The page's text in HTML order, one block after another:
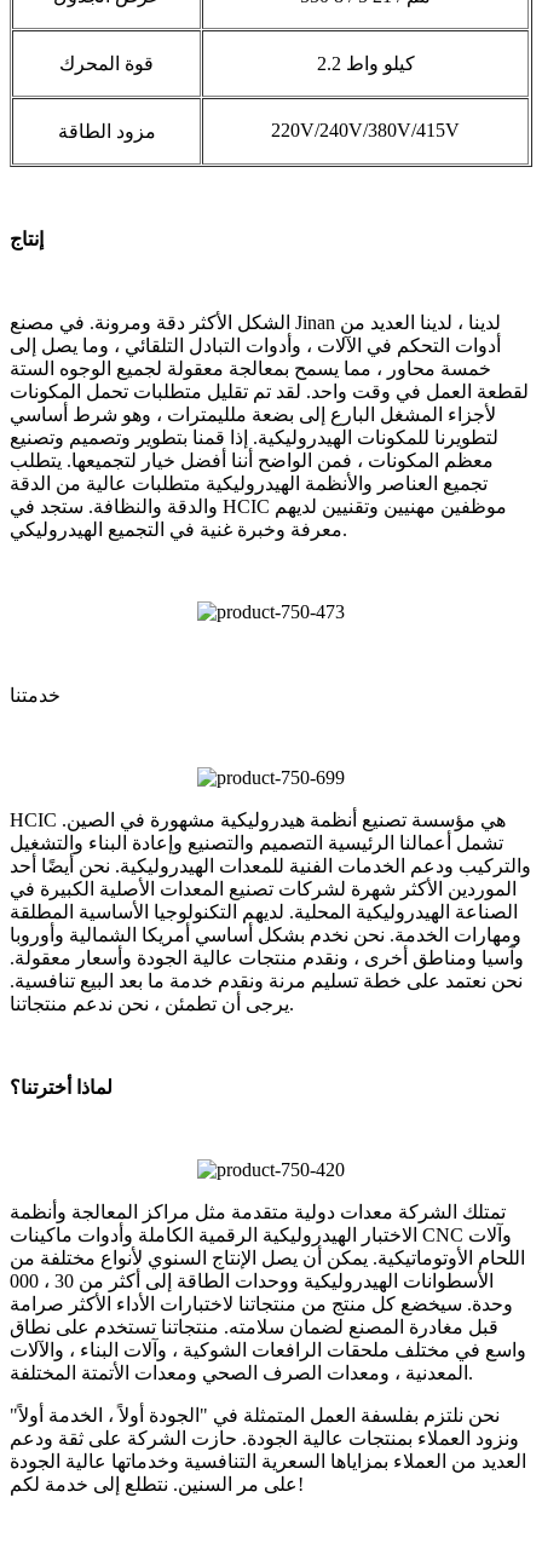
قوة المحرك 2.2 كيلو واط
مزود الطاقة 220V/240V/380V/415V
إنتاج
الشكل الأكثر دقة ومرونة. في مصنع Jinan لدينا ، لدينا العديد من
أدوات التحكم في الآلات ، وأدوات التبادل التلقائي ، وما يصل إلى
خمسة محاور ، مما يسمح بمعالجة معقولة لجميع الوجوه الستة
لقطعة العمل في وقت واحد. لقد تم تقليل متطلبات تحمل المكونات
لأجزاء المشغل البارع إلى بضعة ملليمترات ، وهو شرط أساسي
لتطويرنا للمكونات الهيدروليكية. إذا قمنا بتطوير وتصميم وتصنيع
معظم المكونات ، فمن الواضح أننا أفضل خيار لتجميعها. يتطلب
تجميع العناصر والأنظمة الهيدروليكية متطلبات عالية من الدقة
والدقة والنظافة. ستجد في HCIC موظفين مهنيين وتقنيين لديهم
معرفة وخبرة غنية في التجميع الهيدروليكي.
خدمتنا
HCIC هي مؤسسة تصنيع أنظمة هيدروليكية مشهورة في الصين.
تشمل أعمالنا الرئيسية التصميم والتصنيع وإعادة البناء والتشغيل
والتركيب ودعم الخدمات الفنية للمعدات الهيدروليكية. نحن أيضًا أحد
الموردين الأكثر شهرة لشركات تصنيع المعدات الأصلية الكبيرة في
الصناعة الهيدروليكية المحلية. لديهم التكنولوجيا الأساسية المطلقة
ومهارات الخدمة. نحن نخدم بشكل أساسي أمريكا الشمالية وأوروبا
وآسيا ومناطق أخرى ، ونقدم منتجات عالية الجودة وأسعار معقولة.
نحن نعتمد على خطة تسليم مرنة ونقدم خدمة ما بعد البيع تنافسية.
يرجى أن تطمئن ، نحن ندعم منتجاتنا.
لماذا أخترتنا؟
تمتلك الشركة معدات دولية متقدمة مثل مراكز المعالجة وأنظمة
الاختبار الهيدروليكية الرقمية الكاملة وأدوات ماكينات CNC وآلات
اللحام الأوتوماتيكية. يمكن أن يصل الإنتاج السنوي لأنواع مختلفة من
الأسطوانات الهيدروليكية ووحدات الطاقة إلى أكثر من 30 ، 000
وحدة. سيخضع كل منتج من منتجاتنا لاختبارات الأداء الأكثر صرامة
قبل مغادرة المصنع لضمان سلامته. منتجاتنا تستخدم على نطاق
واسع في مختلف ملحقات الرافعات الشوكية ، وآلات البناء ، والآلات
المعدنية ، ومعدات الصرف الصحي ومعدات الأتمتة المختلفة.
نحن نلتزم بفلسفة العمل المتمثلة في "الجودة أولاً ، الخدمة أولاً"
ونزود العملاء بمنتجات عالية الجودة. حازت الشركة على ثقة ودعم
العديد من العملاء بمزاياها السعرية التنافسية وخدماتها عالية الجودة
على مر السنين. نتطلع إلى خدمة لكم!